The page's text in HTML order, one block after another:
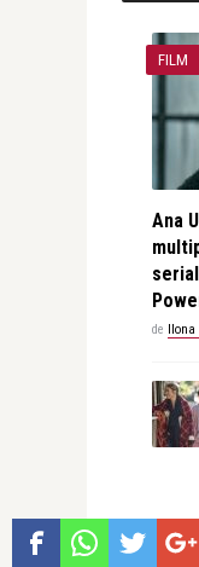
FILM
Ana
de Ilona